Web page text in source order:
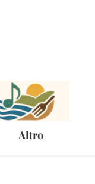
Altro